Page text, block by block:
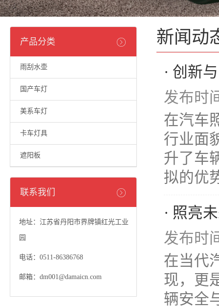
产品分类
雨刮水壶
国产车灯
美系车灯
卡车灯具
遮阳板
联系我们
地址：江苏省丹阳市界牌镇红光工业
园
电话：0511-86386768
邮箱：dm001@damaicn.com
新闻动
· 创新
发布时
在汽车
行业面
升了车
拟的优
· 照亮
发布时
在当代
现，更
辆安全